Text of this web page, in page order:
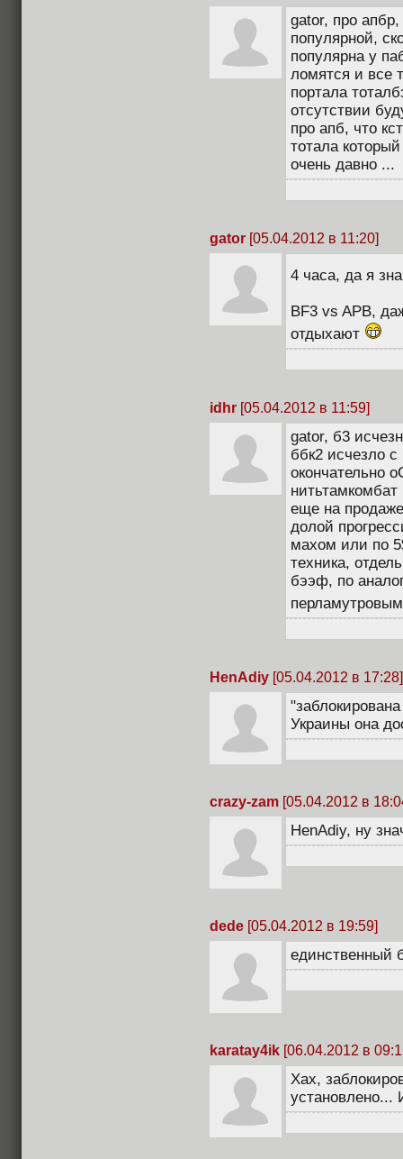
gator, про апбр,
популярной,
популярна у
ломятся и все
портала
отсутствии
про апб, что
тотала
очень давно ...
gator [05.04.2012 в 11:20]
4 часа, да я
BF3 vs APB,
отдыхают
idhr [05.04.2012 в 11:59]
gator, б3
ббк2 исчезло
окончательно
еще на
долой
махом или по
техника,
бээф, по
HenAdiy [05.04.2012 в 17:28]
Украины она
crazy-zam [05.04.2012 в
HenAdiy, ну
dede [05.04.2012 в 19:59]
единственный
karatay4ik [06.04.2012 в
Хах,
установлено...